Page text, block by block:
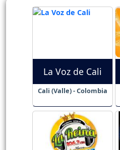
La Voz de Cali
Cali (Valle) - Colombia